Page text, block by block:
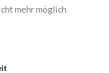
mehr möglich